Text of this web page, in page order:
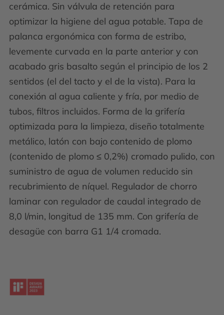
cerámica. Sin válvula de retención para
optimizar la higiene del agua potable. Tapa de
palanca ergonómica con forma de estribo,
levemente curvada en la parte anterior y con
acabado gris basalto según el principio de los 2
sentidos (el del tacto y el de la vista). Para la
conexión al agua caliente y fría, por medio de
tubos, filtros incluidos. Forma de la grifería
optimizada para la limpieza, diseño totalmente
metálico, latón con bajo contenido de plomo
(contenido de plomo ≤ 0,2%) cromado pulido, con
suministro de agua de volumen reducido sin
recubrimiento de níquel. Regulador de chorro
laminar con regulador de caudal integrado de
8,0 l/min, longitud de 135 mm. Con grifería de
desagüe con barra G1 1/4 cromada.